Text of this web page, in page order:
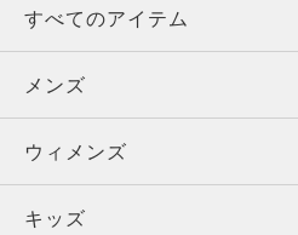
すべてのアイテム
メンズ
ウィメンズ
キッズ
メンズ
トップス
ボトムス
ウィメンズ
トップス
キッズ